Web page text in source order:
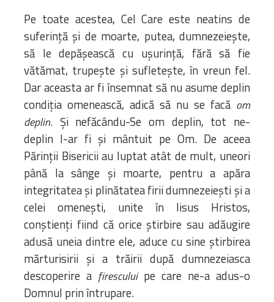
Pe toate acestea, Cel Care este neatins de
suferință și de moarte, putea, dumnezeiește,
să le depășească cu ușurință, fără să fie
vătămat, trupește și sufletește, în vreun fel.
Dar aceasta ar fi însemnat să nu asume deplin
condiția omenească, adică să nu se facă om
deplin. Și nefăcându-Se om deplin, tot ne-
deplin l-ar fi și mântuit pe Om. De aceea
Părinții Bisericii au luptat atât de mult, uneori
până la sânge și moarte, pentru a apăra
integritatea și plinătatea firii dumnezeiești și a
celei omenești, unite în Iisus Hristos,
conștienți fiind că orice știrbire sau adăugire
adusă uneia dintre ele, aduce cu sine știrbirea
mărturisirii și a trăirii după dumnezeiasca
descoperire a firesculuipe care ne-a adus-o
Domnul prin întrupare.